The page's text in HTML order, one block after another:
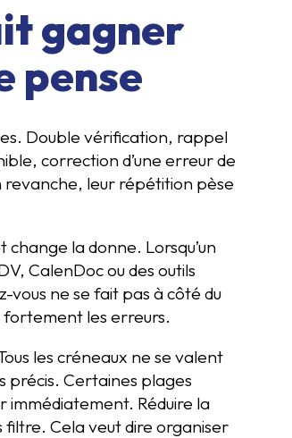
gagner
pense
Double vérification, rappel
correction d’une erreur de
revanche, leur répétition pèse
la donne. Lorsqu’un
CalenDoc ou des outils
vous ne se fait pas à côté du
fortement les erreurs.
les créneaux ne se valent
précis. Certaines plages
Réduire la
filtre. Cela veut dire organiser